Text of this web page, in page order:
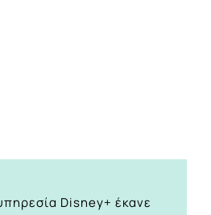
Disney+ έκανε